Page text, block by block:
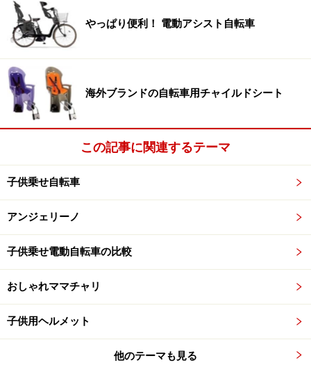
機能的には、ハンドルストッパーや転倒しにくいスタン
ドが付いていることが求められ、これらの機能性を評価
するために、安全試験では最も転倒しやすい方向に5度
傾斜させるなどの内容が含まれています。
また、子供を前に乗せた状態でもスムーズに乗降りでき
るよう、幼児用座席とサドルの間は125mm以上あるよう
に設計されなければなりません。
■自転車のフレームおよび幼児用座席が取り付けられる
部分は十分な剛性を有する
幼児用座席の取り付け部分には、そのための疲労試験や
耐衝撃性・エネルギー吸収性試験などが行われます。金
リア（荷台）の最大積載質量（子供と座席を合計した重
量）が25kg以上でなければなりません。
※キャリアの荷重スペックは、「クラス27（最大荷重
27kg）」「クラス25（最大荷重25kg）」という形で表記
やっぱり便利！ 電動アシスト自転車
海外ブランドの自転車用チャイルドシート
この記事に関連するテーマ
子供乗せ自転車
アンジェリーノ
子供乗せ電動自転車の比較
おしゃれママチャリ
子供用ヘルメット
他のテーマも見る